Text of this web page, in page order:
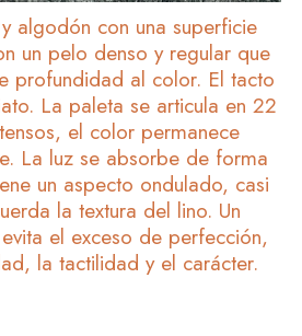
algodón con una superficie
un pelo denso y regular que
profundidad al color. El tacto
La paleta se articula en 22
el color permanece
La luz se absorbe de forma
un aspecto ondulado, casi
la textura del lino. Un
el exceso de perfección,
la tactilidad y el carácter.